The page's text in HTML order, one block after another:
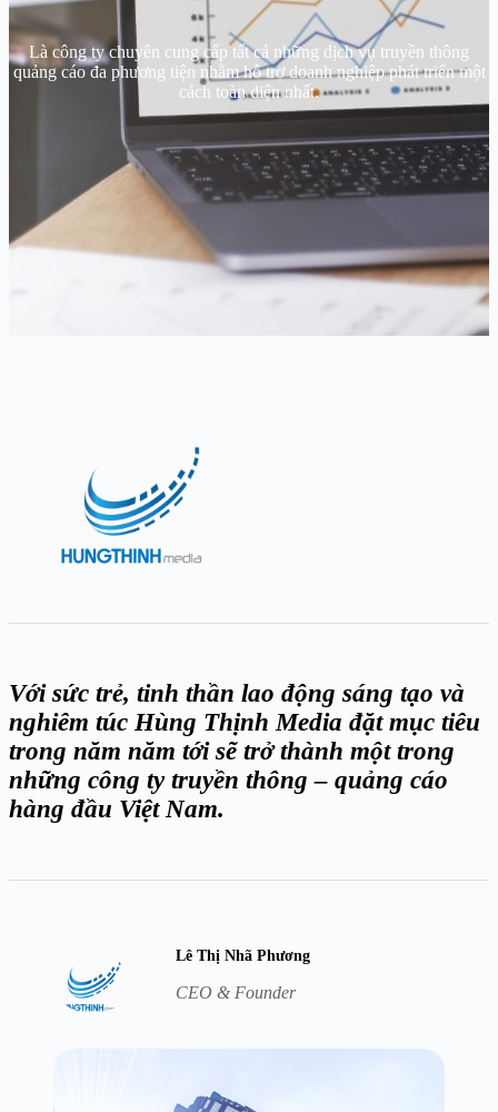
Là công ty chuyên cung cấp tất cả những dịch vụ truyền thông
quảng cáo đa phương tiện nhằm hỗ trợ doanh nghiệp phát triển một
cách toàn diện nhất.
Với sức trẻ, tinh thần lao động sáng tạo và
nghiêm túc Hùng Thịnh Media đặt mục tiêu
trong năm năm tới sẽ trở thành một trong
những công ty truyền thông – quảng cáo
hàng đầu Việt Nam.
Lê Thị Nhã Phương
CEO & Founder